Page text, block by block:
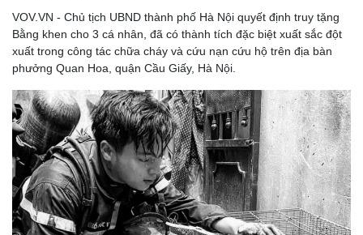
Thể thao
Bóng đá
Lịch thi đấu bóng đá
Thế giới thể thao
eSports
Ô tô - Xe máy
Ô tô
Xe máy
Tư vấn
VOV.VN - Chủ tịch UBND thành phố Hà Nội quyết định truy tặng
Bằng khen cho 3 cá nhân, đã có thành tích đặc biệt xuất sắc đột
xuất trong công tác chữa cháy và cứu nạn cứu hộ trên địa bàn
phưởng Quan Hoa, quận Cầu Giấy, Hà Nội.